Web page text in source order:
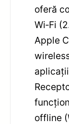
oferă
Wi‑Fi
Apple
offline